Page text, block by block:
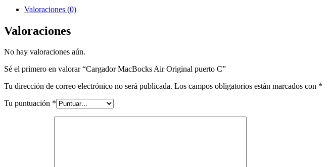
Valoraciones (0)
Valoraciones
No hay valoraciones aún.
Sé el primero en valorar “Cargador MacBocks Air Original puerto C”
Tu dirección de correo electrónico no será publicada. Los campos obligatorios están marcados con *
Tu puntuación *